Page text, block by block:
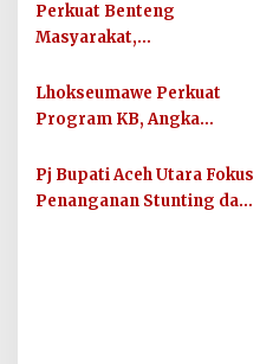
Perkuat Benteng
Masyarakat,
Labuhanbatu Aktifkan
Posko Kampung Bebas
Lhokseumawe Perkuat
Program KB, Angka
Pj Bupati Aceh Utara Fokus
Penanganan Stunting dan